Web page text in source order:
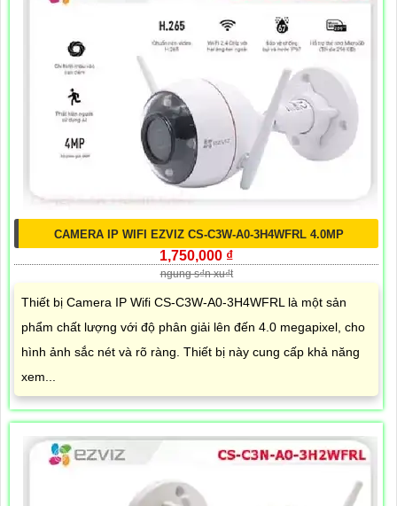
CAMERA IP WIFI EZVIZ CS-C3W-A0-3H4WFRL 4.0MP
1,750,000 ₫
ngung s₫n xu₫t
Thiết bị Camera IP Wifi CS-C3W-A0-3H4WFRL là một sản
phẩm chất lượng với độ phân giải lên đến 4.0 megapixel, cho
hình ảnh sắc nét và rõ ràng. Thiết bị này cung cấp khả năng
xem...